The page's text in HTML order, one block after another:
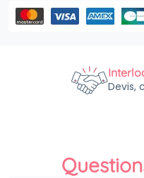
Devis,